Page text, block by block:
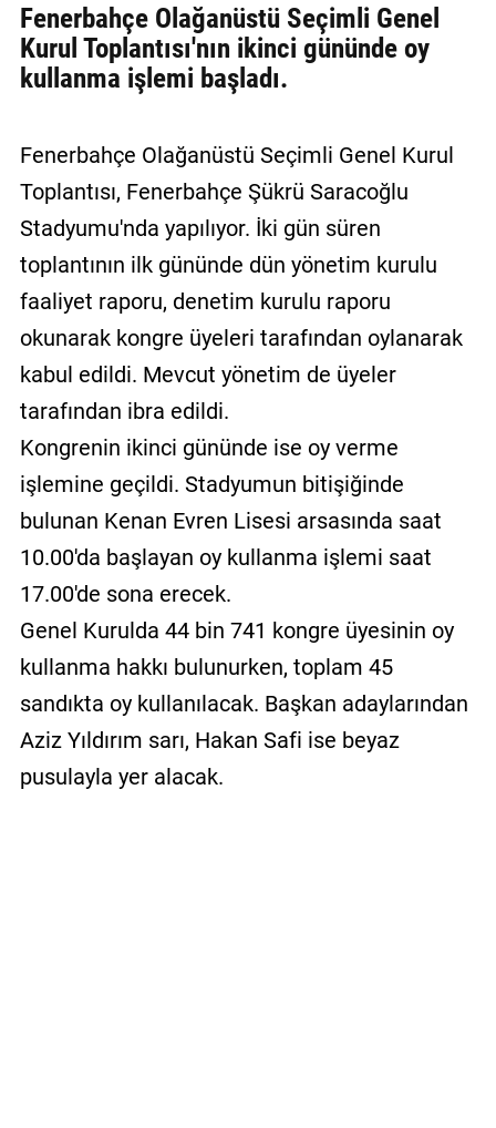
BİZE
ULAŞIN
Künye
Gizlilik
Politikası
Fenerbahçe Olağanüstü Seçimli Genel
Kurul Toplantısı'nın ikinci gününde oy
kullanma işlemi başladı.
Fenerbahçe Olağanüstü Seçimli Genel Kurul
Toplantısı, Fenerbahçe Şükrü Saracoğlu
Stadyumu'nda yapılıyor. İki gün süren
toplantının ilk gününde dün yönetim kurulu
faaliyet raporu, denetim kurulu raporu
okunarak kongre üyeleri tarafından oylanarak
kabul edildi. Mevcut yönetim de üyeler
tarafından ibra edildi.
Kongrenin ikinci gününde ise oy verme
işlemine geçildi. Stadyumun bitişiğinde
bulunan Kenan Evren Lisesi arsasında saat
10.00'da başlayan oy kullanma işlemi saat
17.00'de sona erecek.
Genel Kurulda 44 bin 741 kongre üyesinin oy
kullanma hakkı bulunurken, toplam 45
sandıkta oy kullanılacak. Başkan adaylarından
Aziz Yıldırım sarı, Hakan Safi ise beyaz
pusulayla yer alacak.